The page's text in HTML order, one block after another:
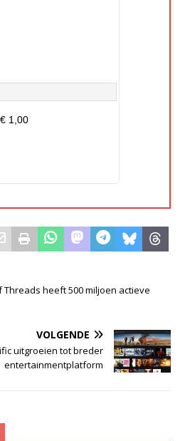
€ 1,00
Threads heeft 500 miljoen actieve
VOLGENDE
uitgroeien tot breder
entertainmentplatform